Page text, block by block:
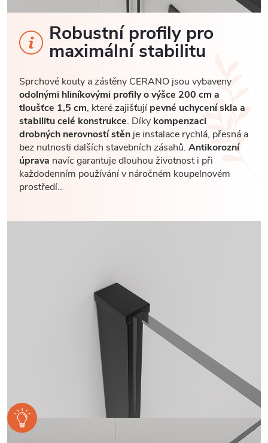
Robustní profily pro
maximální stabilitu
Sprchové kouty a zástěny CERANO jsou vybaveny
odolnými hliníkovými profily o výšce 200 cm a
tloušťce 1,5 cm, které zajišťujípevné uchycení skla a
stabilitu celé konstrukce. Díky kompenzaci
drobných nerovností stěnje instalace rychlá, přesná a
bez nutnosti dalších stavebních zásahů. Antikorozní
úprava navíc garantuje dlouhou životnost i při
každodenním používání v náročném koupelnovém
prostředí..